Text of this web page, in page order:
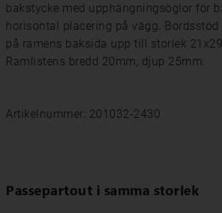
bakstycke med upphängningsöglor för
horisontal placering på vägg.
på ramens baksida upp till storlek
Ramlistens bredd 20mm, djup 25mm.
Artikelnummer: 201032-2430
Passepartout i samma storlek